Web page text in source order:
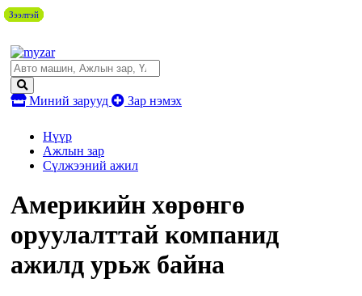
Миний зарууд Зар нэмэх
Нүүр
Ажлын зар
Сүлжээний ажил
Америкийн хөрөнгө
оруулалттай компанид
ажилд урьж байна
Зээлтэй
Зээлтэй
Зээлтэй
Зээлтэй
Зээлтэй
Зээлтэй